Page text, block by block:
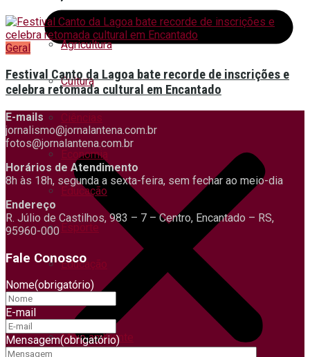
Agricultura
Cultura
Ciências
Economia
Educação
Esporte
Educação
Meio ambiente
Geral
Festival Canto da Lagoa bate recorde de inscrições e
celebra retomada cultural em Encantado
E-mails
jornalismo@jornalantena.com.br
fotos@jornalantena.com.br
Horários de Atendimento
8h às 18h, segunda a sexta-feira, sem fechar ao meio-dia
Endereço
R. Júlio de Castilhos, 983 – 7 – Centro, Encantado – RS,
95960-000
Fale Conosco
Nome(obrigatório)
E-mail
Mensagem(obrigatório)